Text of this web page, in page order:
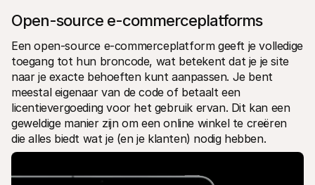
Open-source e-commerceplatforms
Een open-source e-commerceplatform geeft je volledige
toegang tot hun broncode, wat betekent dat je je site
naar je exacte behoeften kunt aanpassen. Je bent
meestal eigenaar van de code of betaalt een
licentievergoeding voor het gebruik ervan. Dit kan een
geweldige manier zijn om een online winkel te creëren
die alles biedt wat je (en je klanten) nodig hebben.